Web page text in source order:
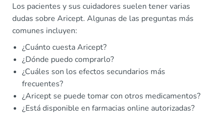
Los pacientes y sus cuidadores suelen tener varias
dudas sobre Aricept. Algunas de las preguntas más
comunes incluyen:
¿Cuánto cuesta Aricept?
¿Dónde puedo comprarlo?
¿Cuáles son los efectos secundarios más
frecuentes?
¿Aricept se puede tomar con otros medicamentos?
¿Está disponible en farmacias online autorizadas?